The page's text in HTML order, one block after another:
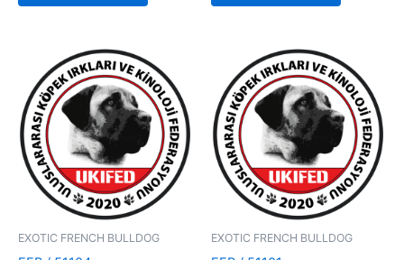
EXOTIC FRENCH BULLDOG EXOTIC FRENCH BULLDOG